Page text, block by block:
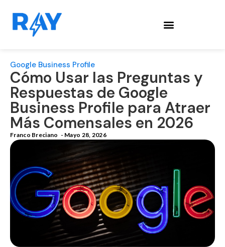
Google Business Profile
Cómo Usar las Preguntas y
Respuestas de Google
Business Profile para Atraer
Más Comensales en 2026
Franco Breciano - Mayo 28, 2026